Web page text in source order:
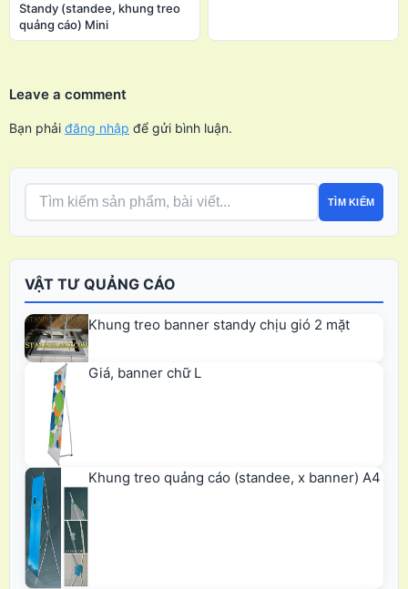
Standy (standee, khung treo
quảng cáo) Mini
Leave a comment
Bạn phải đăng nhập để gửi bình luận.
TÌM KIẾM
VẬT TƯ QUẢNG CÁO
Khung treo banner standy chịu gió 2 mặt
Giá, banner chữ L
Khung treo quảng cáo (standee, x banner) A4